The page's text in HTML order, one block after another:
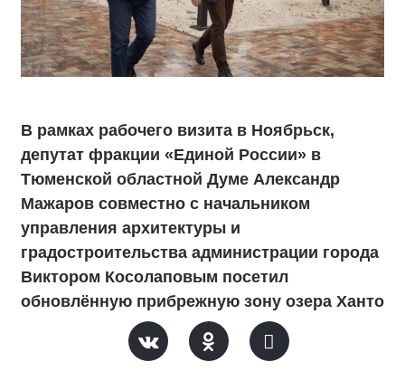
В рамках рабочего визита в Ноябрьск,
депутат фракции «Единой России» в
Тюменской областной Думе Александр
Мажаров совместно с начальником
управления архитектуры и
градостроительства администрации города
Виктором Косолаповым посетил
обновлённую прибрежную зону озера Ханто